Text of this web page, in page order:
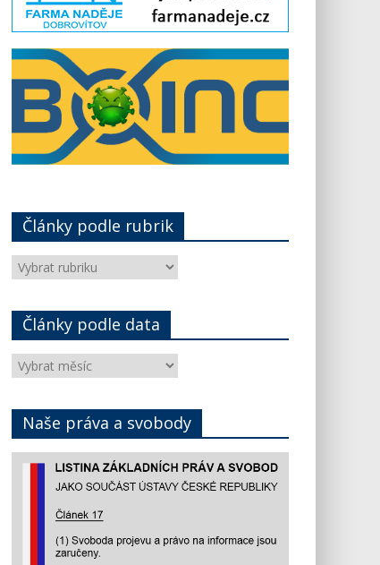
Články podle rubrik
Články
podle
Články podle data
Články
podle
Naše práva a svobody